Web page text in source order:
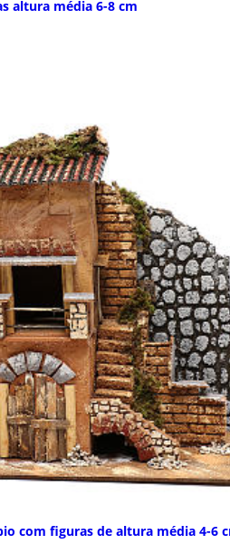
altura média 6-8 cm
com figuras de altura média 4-6